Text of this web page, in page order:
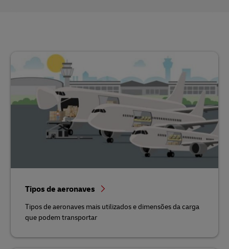
Tipos de aeronaves
Tipos de aeronaves mais utilizados e dimensões da carga
que podem transportar